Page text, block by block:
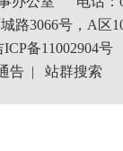
路3066号，A区
ICP备11002904号
告 | 站群搜索